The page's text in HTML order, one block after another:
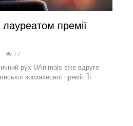
премії
77
рух UAnimals вже вдруге
зоозахисної премії. Її